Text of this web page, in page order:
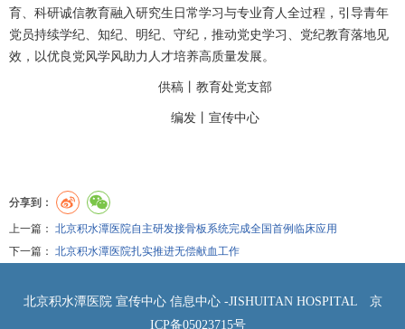
育、科研诚信教育融入研究生日常学习与专业育人全过程，引导青年
党员持续学纪、知纪、明纪、守纪，推动党史学习、党纪教育落地见
效，以优良党风学风助力人才培养高质量发展。
供稿丨 教育处党支部
编发丨 宣传中心
分享到：
上一篇： 北京积水潭医院自主研发接骨板系统完成全国首例临床应用
下一篇： 北京积水潭医院扎实推进无偿献血工作
北京积水潭医院 宣传中心 信息中心 -JISHUITAN HOSPITAL
京
ICP备05023715号